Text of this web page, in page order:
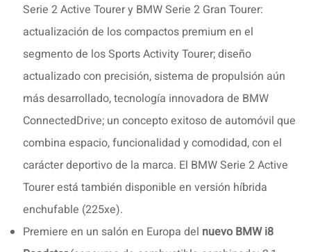
Serie 2 Active Tourer y BMW Serie 2 Gran Tourer:
actualización de los compactos premium en el
segmento de los Sports Activity Tourer; diseño
actualizado con precisión, sistema de propulsión aún
más desarrollado, tecnología innovadora de BMW
ConnectedDrive; un concepto exitoso de automóvil que
combina espacio, funcionalidad y comodidad, con el
carácter deportivo de la marca. El BMW Serie 2 Active
Tourer está también disponible en versión híbrida
enchufable (225xe).
Premiere en un salón en Europa del nuevo BMW i8